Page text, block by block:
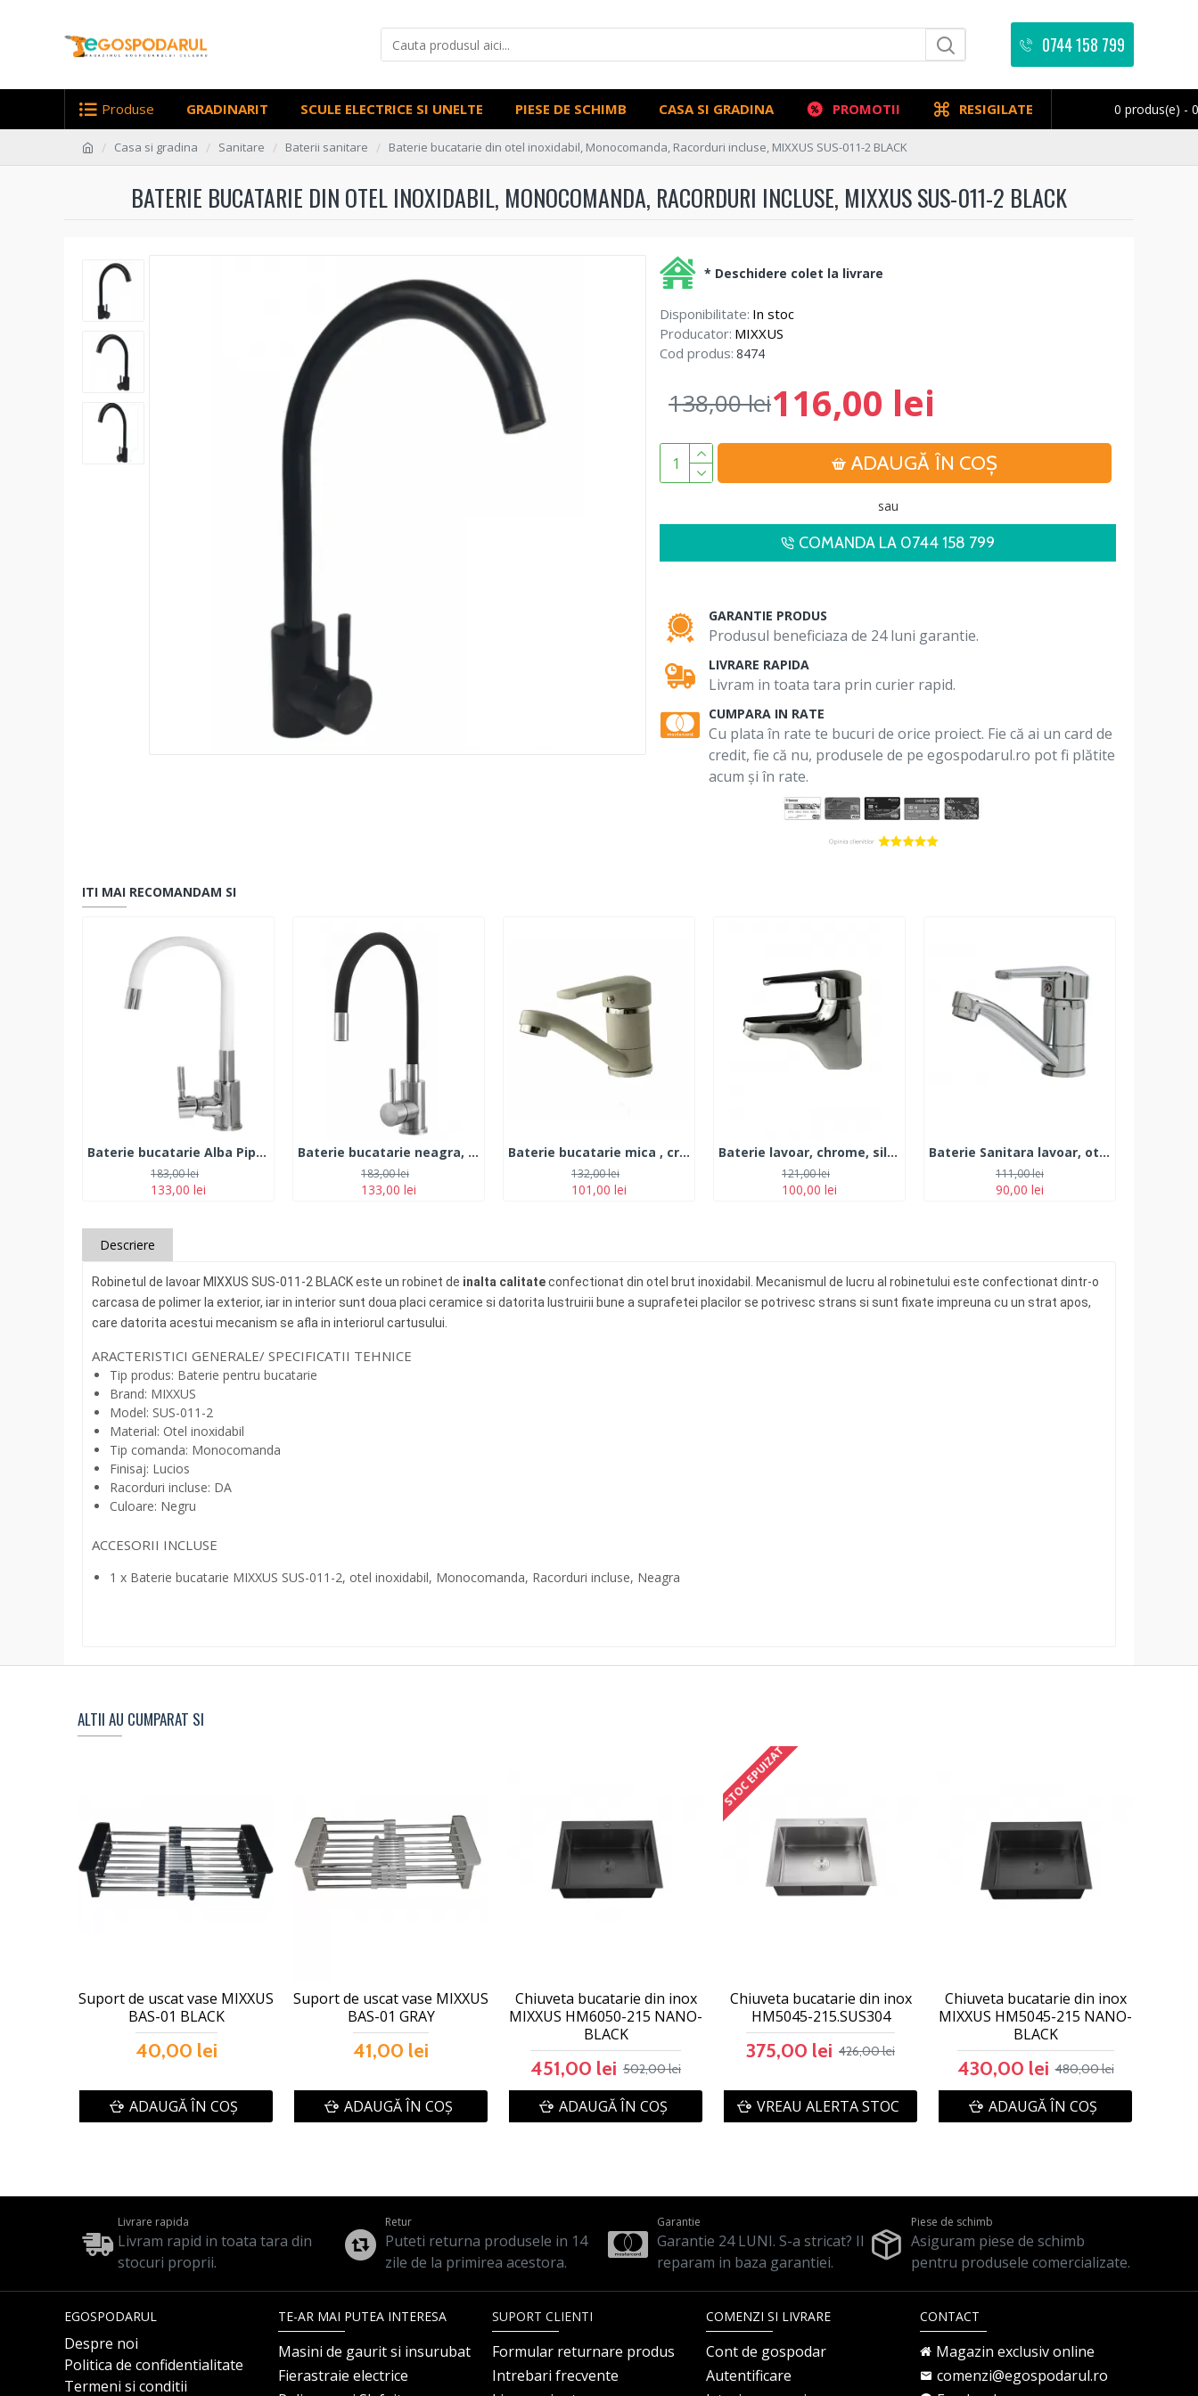
0744 158 799
Produse GRADINARIT SCULE ELECTRICE SI UNELTE PIESE DE SCHIMB CASA SI GRADINA PROMOTII RESIGILATE 0 produs(e) -
Casa si gradina Sanitare Baterii sanitare Baterie bucatarie din otel inoxidabil, Monocomanda, Racorduri incluse, MIXXUS SUS-011-2 BLACK
BATERIE BUCATARIE DIN OTEL INOXIDABIL, MONOCOMANDA, RACORDURI INCLUSE, MIXXUS SUS-011-2 BLACK
Disponibilitate: In stoc
Producator: MIXXUS
Cod produs: 8474
116,00 lei
138,00 lei
ADAUGĂ ÎN COŞ
* Deschidere colet la livrare
sau
COMANDA LA 0744 158 799
GARANTIE PRODUS
Produsul beneficiaza de 24 luni garantie.
LIVRARE RAPIDA
Livram in toata tara prin curier rapid.
CUMPARA IN RATE
Cu plata în rate te bucuri de orice proiect. Fie că ai un card de
credit, fie că nu, produsele de pe egospodarul.ro pot fi plătite
acum și în rate.
ITI MAI RECOMANDAM SI
Baterie bucatarie Alba Pipa flexibila Monocomanda Cauciucata, Fleko FZXI-CW451
133,00 lei
183,00 lei
Baterie bucatarie neagra, otel Inoxidabil, pipa flexibila, monocomanda cauciucata, FLEKO FZXI-CD451
133,00 lei
183,00 lei
Baterie bucatarie mica , cromat pipa mica rotativa monocomanda Fleko FZLF(B)-203
101,00 lei
132,00 lei
Baterie lavoar, chrome, silumin, cartus ceramic 40m, monocomanda, FLEKO FZ231-203
100,00 lei
121,00 lei
Baterie Sanitara lavoar, otel Inoxidabil, chrome, cartus ceramic, FZLF(B)-203
90,00 lei
111,00 lei
Descriere
Robinetul de lavoar MIXXUS SUS-011-2 BLACK este un robinet de inalta calitateconfectionat din otel brut inoxidabil. Mecanismul de lucru al robinetului este confectionat dintr-o
carcasa de polimer la exterior, iar in interior sunt doua placi ceramice si datorita lustruirii bune a suprafetei placilor se potrivesc strans si sunt fixate impreuna cu un strat apos,
care datorita acestui mecanism se afla in interiorul cartusului.
ARACTERISTICI GENERALE/ SPECIFICATII TEHNICE
Tip produs: Baterie pentru bucatarie
Brand: MIXXUS
Model: SUS-011-2
Material: Otel inoxidabil
Tip comanda: Monocomanda
Finisaj: Lucios
Racorduri incluse: DA
Culoare: Negru
ACCESORII INCLUSE
1 x Baterie bucatarie MIXXUS SUS-011-2, otel inoxidabil, Monocomanda, Racorduri incluse, Neagra
ALTII AU CUMPARAT SI
Suport de uscat vase MIXXUS
BAS-01 BLACK
40,00 lei
ADAUGĂ ÎN COŞ
Suport de uscat vase MIXXUS
BAS-01 GRAY
41,00 lei
ADAUGĂ ÎN COŞ
Chiuveta bucatarie din inox
MIXXUS HM6050-215 NANO-
BLACK
451,00 lei 502,00 lei
ADAUGĂ ÎN COŞ
STOC EPUIZAT
Chiuveta bucatarie din inox
HM5045-215.SUS304
375,00 lei 426,00 lei
VREAU ALERTA STOC
Chiuveta bucatarie din inox
MIXXUS HM5045-215 NANO-
BLACK
430,00 lei 480,00 lei
ADAUGĂ ÎN COŞ
Livrare rapida
Livram rapid in toata tara din
stocuri proprii.
Retur
Puteti returna produsele in 14
zile de la primirea acestora.
Garantie
Garantie 24 LUNI. S-a stricat? Il
reparam in baza garantiei.
Piese de schimb
Asiguram piese de schimb
pentru produsele comercializate.
EGOSPODARUL
Despre noi
Politica de confidentialitate
Termeni si conditii
TE-AR MAI PUTEA INTERESA
Masini de gaurit si insurubat
Fierastraie electrice
SUPORT CLIENTI
Formular returnare produs
Intrebari frecvente
COMENZI SI LIVRARE
Cont de gospodar
Autentificare
CONTACT
Magazin exclusiv online
comenzi@egospodarul.ro